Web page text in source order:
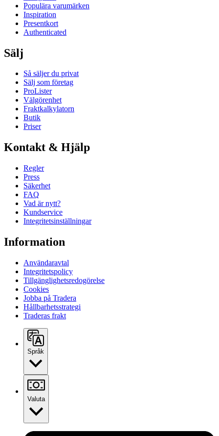
Populära varumärken
Inspiration
Presentkort
Authenticated
Sälj
Så säljer du privat
Sälj som företag
ProLister
Välgörenhet
Fraktkalkylatorn
Butik
Priser
Kontakt & Hjälp
Regler
Press
Säkerhet
FAQ
Vad är nytt?
Kundservice
Integritetsinställningar
Information
Användaravtal
Integritetspolicy
Tillgänglighetsredogörelse
Cookies
Jobba på Tradera
Hållbarhetsstrategi
Traderas frakt
Språk
Valuta